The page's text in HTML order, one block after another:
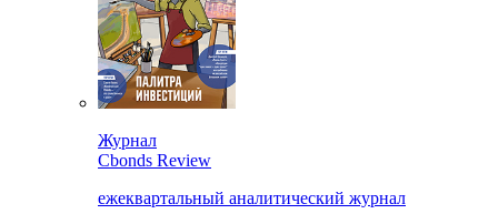
Журнал
Cbonds Review
ежеквартальный аналитический журнал